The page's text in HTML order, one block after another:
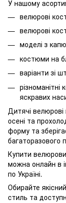
У нашому
велюрові
велюрові
моделі з
костюми на
варіанти зі
яскравих
Дитячі
осені та
форму та
багаторазового
Купити
можна онлайн в
по Україні.
Обирайте
стиль та